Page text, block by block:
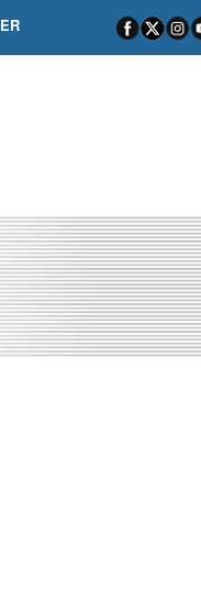
CARAPAZ
SU SCHMID E KOOIJ